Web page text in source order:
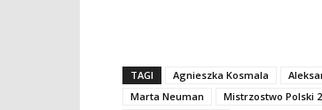
TAGI Agnieszka Kosmala
Marta Neuman
Mistrzostwo Polski